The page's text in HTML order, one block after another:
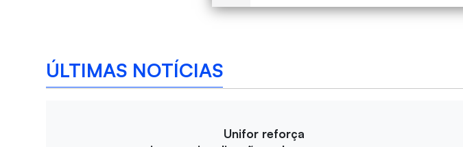
ÚLTIMAS NOTÍCIAS
Unifor reforça